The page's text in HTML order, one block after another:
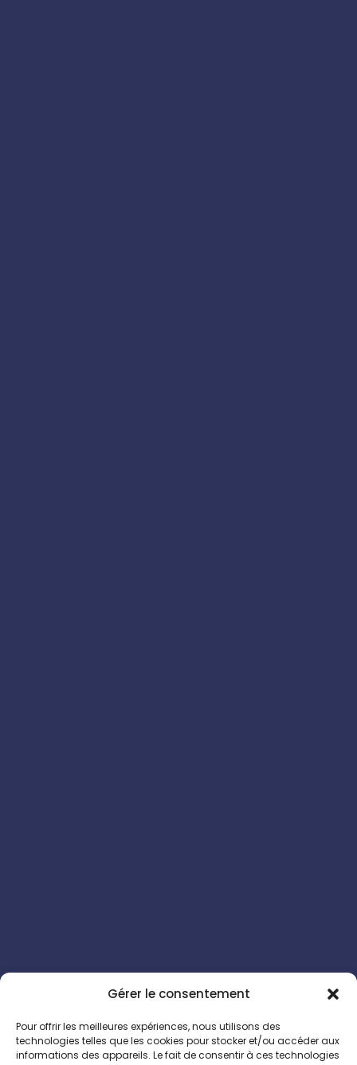
Gérer le consentement
Pour offrir les meilleures expériences, nous utilisons des
technologies telles que les cookies pour stocker et/ou accéder aux
informations des appareils. Le fait de consentir à ces technologies